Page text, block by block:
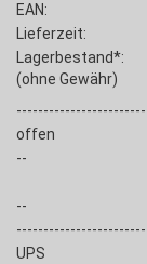
EAN:
Lieferzeit:
Lagerbestand*:
(ohne Gewähr)
------------------------
offen
--
--
------------------------
UPS